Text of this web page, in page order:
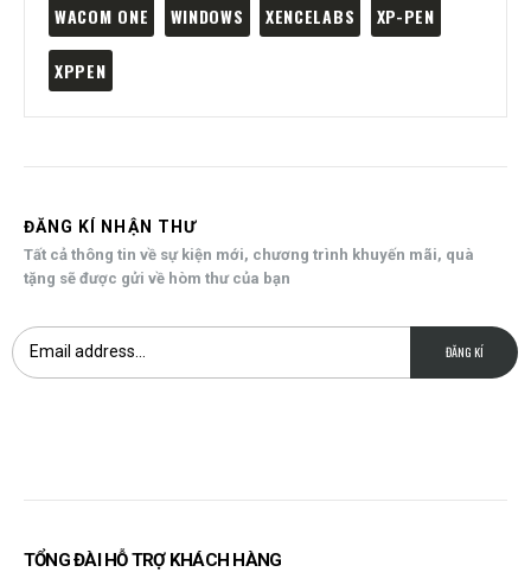
WACOM ONE WINDOWS XENCELABS XP-PEN
XPPEN
ĐĂNG KÍ NHẬN THƯ
Tất cả thông tin về sự kiện mới, chương trình khuyến mãi, quà
tặng sẽ được gửi về hòm thư của bạn
TỔNG ĐÀI HỖ TRỢ KHÁCH HÀNG